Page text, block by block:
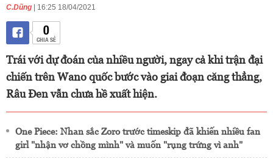
C.Dũng | 16:25 18/04/2021
0
CHIA SẺ
Trái với dự đoán của nhiều người, ngay cả khi trận đại
chiến trên Wano quốc bước vào giai đoạn căng thẳng,
Râu Đen vẫn chưa hề xuất hiện.
One Piece: Nhan sắc Zoro trước timeskip đã khiến nhiều fan
girl "nhận vơ chồng mình" và muốn "rụng trứng vì anh"